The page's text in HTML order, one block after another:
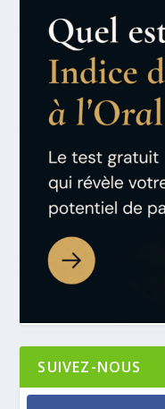
SUIVEZ-NOUS